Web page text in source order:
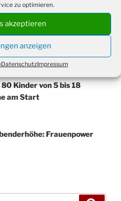
zu optimieren.
akzeptieren
anzeigen
DatenschutzImpressum
Kinder von 5 bis 18
am Start
Frauenpower